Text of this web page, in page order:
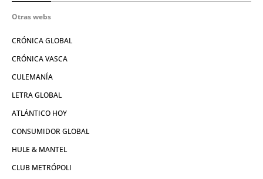
Otras webs
CRÓNICA GLOBAL
CRÓNICA VASCA
CULEMANÍA
LETRA GLOBAL
ATLÁNTICO HOY
CONSUMIDOR GLOBAL
HULE & MANTEL
CLUB METRÓPOLI